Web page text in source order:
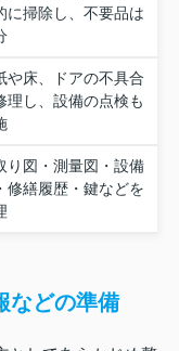
に掃除し、不要品は
や床、ドアの不具合
理し、設備の点検も
り図・測量図・設備
修繕履歴・鍵などを
などの準備